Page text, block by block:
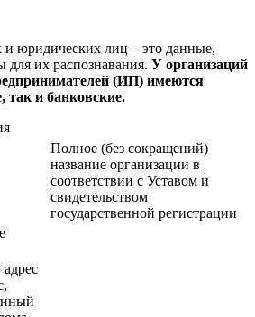
банков» на портале ИФНС и
и отправить запрос для
ИНН и БИК банка-получателя,
состояние открытых счетов
система проверит данные и выдаст
приостановок платежей или об их
подобным образом сведения на
дадут практически полную
платежей.
и юридических лиц – это данные,
для их распознавания.
(ИП) имеются
и банковские.